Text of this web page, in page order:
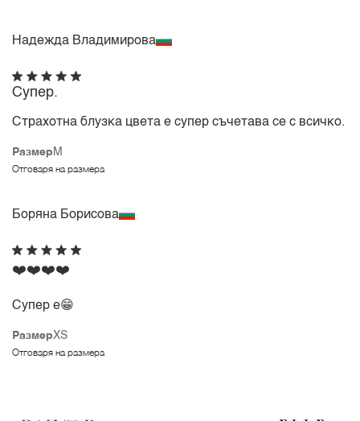
Надежда Владимирова
Размер M
Отговаря на размера
Супер.
Страхотна блузка цвета е супер съчетава се с всичко.
Боряна Борисова
РазмерXS
Отговаря на размера
❤️❤️❤️❤️
Супер е😁